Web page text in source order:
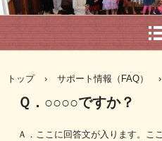
トップ › サポート情報（FAQ） ›
Ｑ．○○○○ですか？
Ａ．ここに回答文が入ります。こ